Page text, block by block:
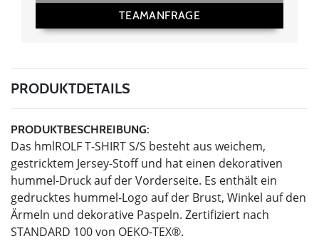
TEAMANFRAGE
PRODUKTDETAILS
PRODUKTBESCHREIBUNG:
Das hmlROLF T-SHIRT S/S besteht aus weichem,
gestricktem Jersey-Stoff und hat einen dekorativen
hummel-Druck auf der Vorderseite. Es enthält ein
gedrucktes hummel-Logo auf der Brust, Winkel auf den
Ärmeln und dekorative Paspeln. Zertifiziert nach
STANDARD 100 von OEKO-TEX®.